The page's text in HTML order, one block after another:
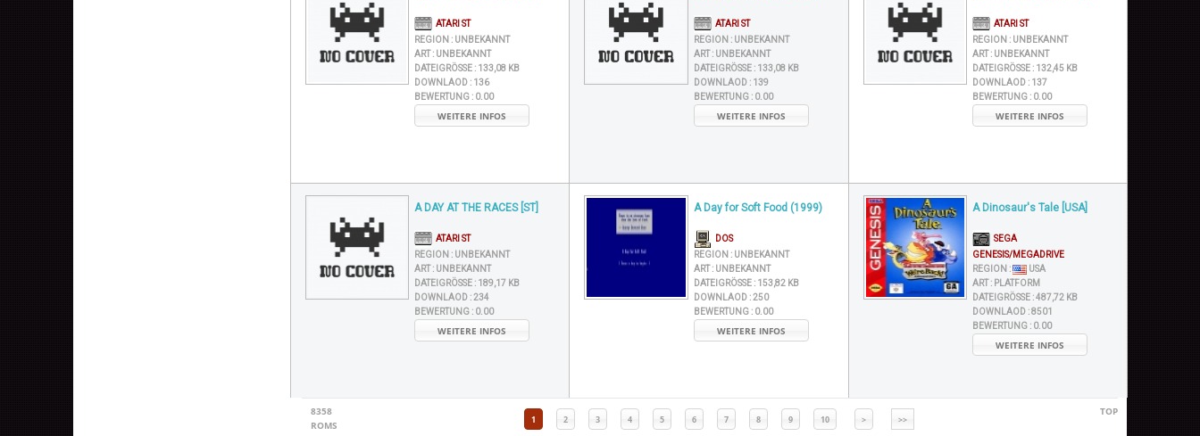
ATARI ST
REGION : UNBEKANNT
ART : UNBEKANNT
DATEIGRÖSSE : 133,08 KB
DOWNLAOD : 136
BEWERTUNG : 0.00
WEITERE INFOS
ATARI ST
REGION : UNBEKANNT
ART : UNBEKANNT
DATEIGRÖSSE : 133,08 KB
DOWNLAOD : 139
BEWERTUNG : 0.00
WEITERE INFOS
ATARI ST
REGION : UNBEKANNT
ART : UNBEKANNT
DATEIGRÖSSE : 132,45 KB
DOWNLAOD : 137
BEWERTUNG : 0.00
WEITERE INFOS
A DAY AT THE RACES [ST]
ATARI ST
REGION : UNBEKANNT
ART : UNBEKANNT
DATEIGRÖSSE : 189,17 KB
DOWNLAOD :234
BEWERTUNG : 0.00
WEITERE INFOS
A Day for Soft Food (1999)
DOS
REGION : UNBEKANNT
ART : UNBEKANNT
DATEIGRÖSSE : 153,82 KB
DOWNLAOD :250
BEWERTUNG : 0.00
WEITERE INFOS
A Dinosaur's Tale [USA]
SEGA
GENESIS/MEGADRIVE
REGION :
USA
ART : PLATFORM
DATEIGRÖSSE :487,72 KB
DOWNLAOD :8501
BEWERTUNG : 0.00
WEITERE INFOS
8358
ROMS
1 2 3 4 5 6 7 8 9 10 > >>
TOP